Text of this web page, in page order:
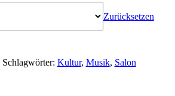
Zurücksetzen
Schlagwörter: Kultur, Musik, Salon